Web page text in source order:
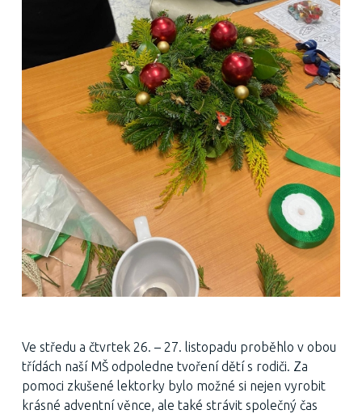
Ve středu a čtvrtek 26. – 27. listopadu proběhlo v obou
třídách naší MŠ odpoledne tvoření dětí s rodiči. Za
pomoci zkušené lektorky bylo možné si nejen vyrobit
krásné adventní věnce, ale také strávit společný čas